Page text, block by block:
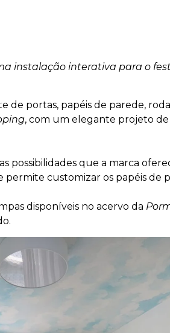
instalação interativa para o
de portas, papéis de parede,
, com um elegante projeto
possibilidades que a marca
customizar os papéis de
disponíveis no acervo da